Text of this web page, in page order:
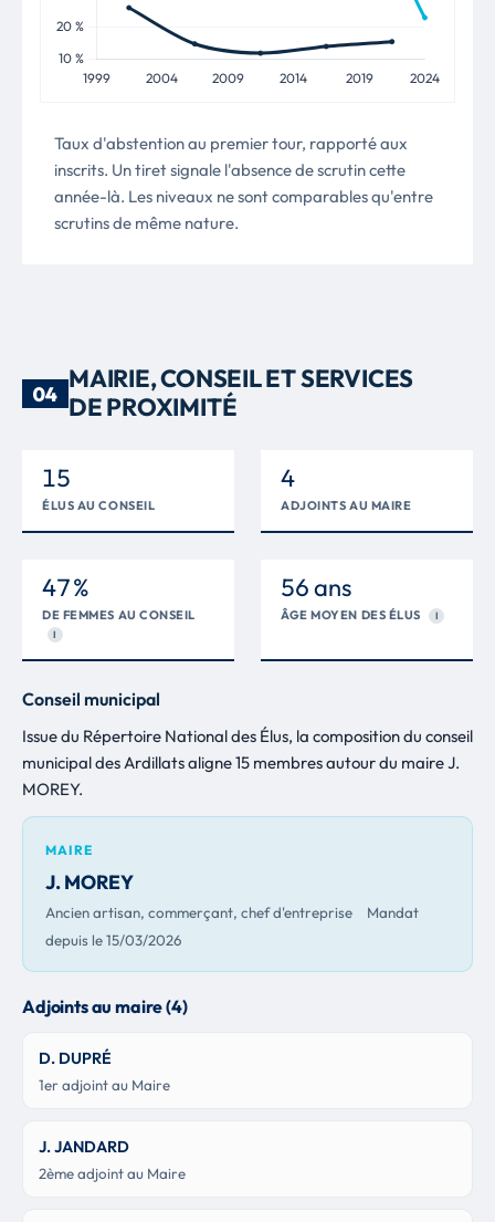
Taux d'abstention au premier tour, rapporté aux
inscrits. Un tiret signale l'absence de scrutin cette
année-là. Les niveaux ne sont comparables qu'entre
scrutins de même nature.
04
MAIRIE, CONSEIL ET SERVICES
DE PROXIMITÉ
15
ÉLUS AU CONSEIL
4
ADJOINTS AU MAIRE
47 %
DE FEMMES AU CONSEIL
I
56 ans
ÂGE MOYEN DES ÉLUS I
Conseil municipal
Issue du Répertoire National des Élus, la composition du conseil
municipal des Ardillats aligne 15 membres autour du maire J.
MOREY.
MAIRE
J. MOREY
Ancien artisan, commerçant, chef d'entreprise
Mandat
depuis le 15/03/2026
Adjoints au maire (4)
D. DUPRÉ
1er adjoint au Maire
J. JANDARD
2ème adjoint au Maire